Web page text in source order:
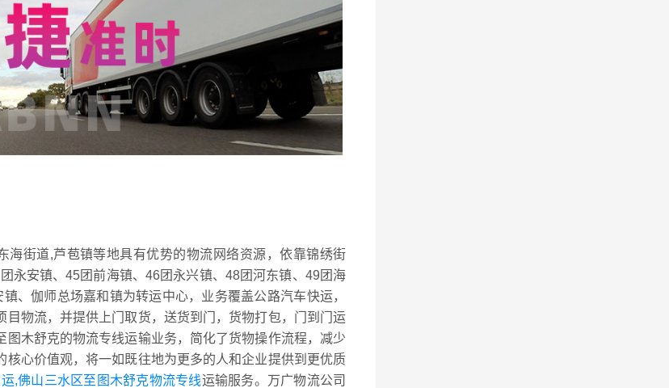
街道,芦苞镇等地具有优势的物流网络资源，依靠锦绣街
永安镇、45团前海镇、46团永兴镇、48团河东镇、49团海
、伽师总场嘉和镇为转运中心，业务覆盖公路汽车快运，
物流，并提供上门取货，送货到门，货物打包，门到门运
木舒克的物流专线运输业务，简化了货物操作流程，减少
心价值观，将一如既往地为更多的人和企业提供到更优质
,佛山三水区至图木舒克物流专线运输服务。万广物流公司